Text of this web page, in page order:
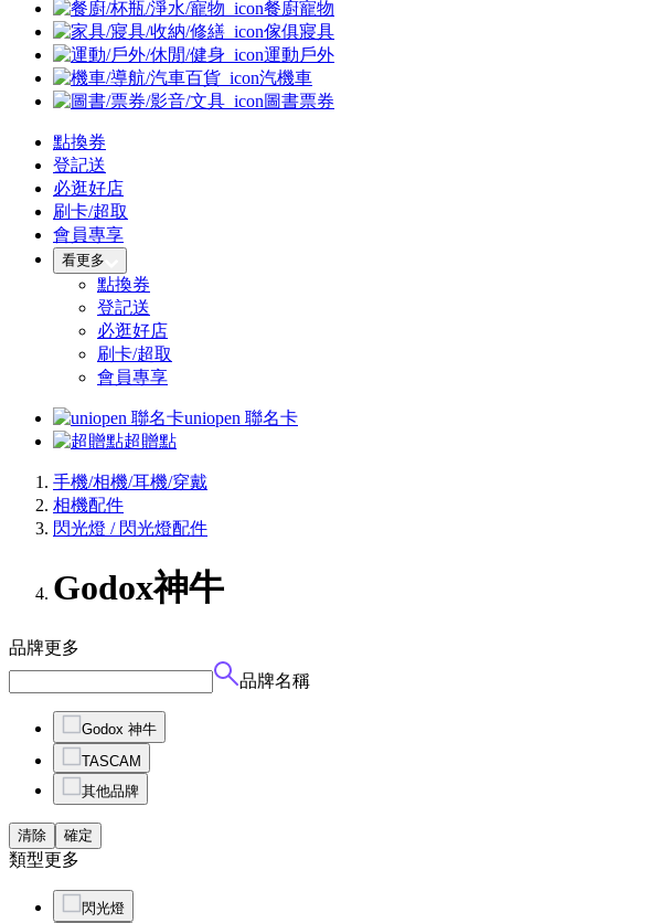
餐廚寵物
傢俱寢具
運動戶外
汽機車
圖書票券
點換券
登記送
必逛好店
刷卡/超取
會員專享
看更多
點換券
登記送
必逛好店
刷卡/超取
會員專享
uniopen 聯名卡
超贈點
手機/相機/耳機/穿戴
相機配件
閃光燈 / 閃光燈配件
Godox神牛
品牌更多
品牌名稱
Godox 神牛
TASCAM
其他品牌
清除 確定
類型更多
閃光燈